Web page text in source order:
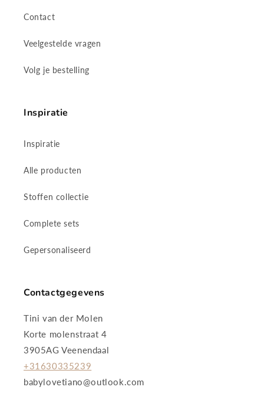
Contact
Veelgestelde vragen
Volg je bestelling
Inspiratie
Inspiratie
Alle producten
Stoffen collectie
Complete sets
Gepersonaliseerd
Contactgegevens
Tini van der Molen
Korte molenstraat 4
3905AG Veenendaal
+31630335239
babylovetiano@outlook.com